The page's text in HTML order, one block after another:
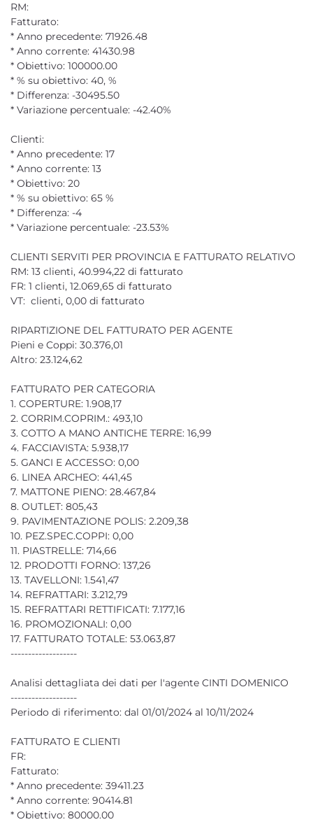
RM:
Fatturato:
* Anno precedente: 71926.48
* Anno corrente: 41430.98
* Obiettivo: 100000.00
* % su obiettivo: 40, %
* Differenza: -30495.50
* Variazione percentuale: -42.40%
Clienti:
* Anno precedente: 17
* Anno corrente: 13
* Obiettivo: 20
* % su obiettivo: 65 %
* Differenza: -4
* Variazione percentuale: -23.53%
CLIENTI SERVITI PER PROVINCIA E FATTURATO RELATIVO
RM: 13 clienti, 40.994,22 di fatturato
FR: 1 clienti, 12.069,65 di fatturato
VT: clienti, 0,00 di fatturato
RIPARTIZIONE DEL FATTURATO PER AGENTE
Pieni e Coppi: 30.376,01
Altro: 23.124,62
FATTURATO PER CATEGORIA
1. COPERTURE: 1.908,17
2. CORRIM.COPRIM.: 493,10
3. COTTO A MANO ANTICHE TERRE: 16,99
4. FACCIAVISTA: 5.938,17
5. GANCI E ACCESSO: 0,00
6. LINEA ARCHEO: 441,45
7. MATTONE PIENO: 28.467,84
8. OUTLET: 805,43
9. PAVIMENTAZIONE POLIS: 2.209,38
10. PEZ.SPEC.COPPI: 0,00
11. PIASTRELLE: 714,66
12. PRODOTTI FORNO: 137,26
13. TAVELLONI: 1.541,47
14. REFRATTARI: 3.212,79
15. REFRATTARI RETTIFICATI: 7.177,16
16. PROMOZIONALI: 0,00
17. FATTURATO TOTALE: 53.063,87
-------------------
Analisi dettagliata dei dati per l'agente CINTI DOMENICO
-------------------
Periodo di riferimento: dal 01/01/2024 al 10/11/2024
FATTURATO E CLIENTI
FR:
Fatturato:
* Anno precedente: 39411.23
* Anno corrente: 90414.81
* Obiettivo: 80000.00